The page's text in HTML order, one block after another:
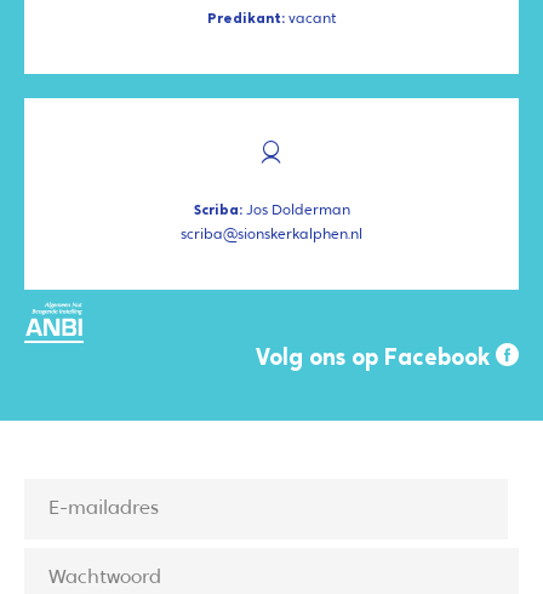
Predikant:vacant
Scriba:Jos Dolderman
scriba@sionskerkalphen.nl
Volg ons op Facebook